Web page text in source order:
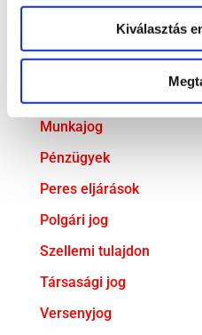
Kiválasztás
Koronavírus
Munkajog
Pénzügyek
Peres eljárások
Polgári jog
Szellemi tulajdon
Társasági jog
Versenyjog